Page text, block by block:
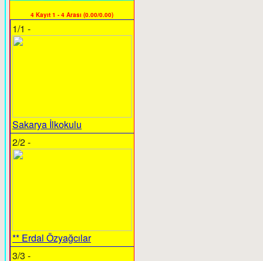
4 Kayıt 1 - 4 Arası (0.00/0.00)
1/1 -
Sakarya İlkokulu
2/2 -
** Erdal Özyağcılar
3/3 -